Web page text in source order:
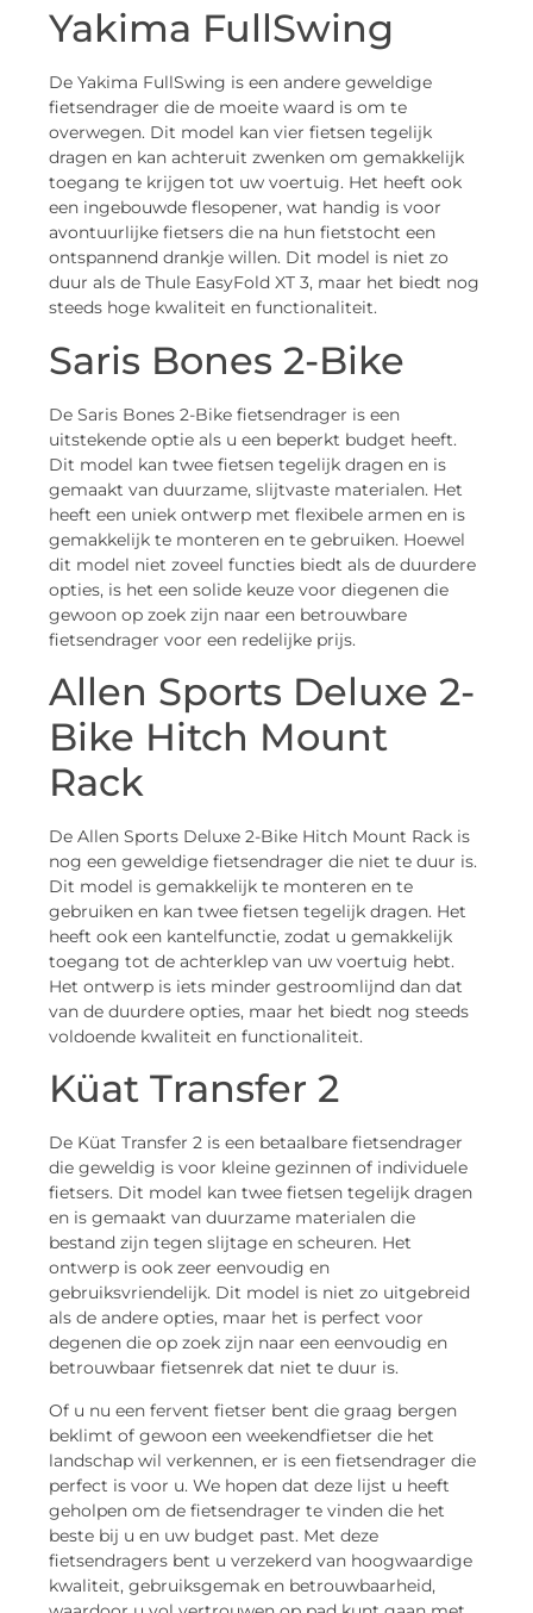
Yakima FullSwing
De Yakima FullSwing is een andere geweldige
fietsendrager die de moeite waard is om te
overwegen. Dit model kan vier fietsen tegelijk
dragen en kan achteruit zwenken om gemakkelijk
toegang te krijgen tot uw voertuig. Het heeft ook
een ingebouwde flesopener, wat handig is voor
avontuurlijke fietsers die na hun fietstocht een
ontspannend drankje willen. Dit model is niet zo
duur als de Thule EasyFold XT 3, maar het biedt nog
steeds hoge kwaliteit en functionaliteit.
Saris Bones 2-Bike
De Saris Bones 2-Bike fietsendrager is een
uitstekende optie als u een beperkt budget heeft.
Dit model kan twee fietsen tegelijk dragen en is
gemaakt van duurzame, slijtvaste materialen. Het
heeft een uniek ontwerp met flexibele armen en is
gemakkelijk te monteren en te gebruiken. Hoewel
dit model niet zoveel functies biedt als de duurdere
opties, is het een solide keuze voor diegenen die
gewoon op zoek zijn naar een betrouwbare
fietsendrager voor een redelijke prijs.
Allen Sports Deluxe 2-
Bike Hitch Mount
Rack
De Allen Sports Deluxe 2-Bike Hitch Mount Rack is
nog een geweldige fietsendrager die niet te duur is.
Dit model is gemakkelijk te monteren en te
gebruiken en kan twee fietsen tegelijk dragen. Het
heeft ook een kantelfunctie, zodat u gemakkelijk
toegang tot de achterklep van uw voertuig hebt.
Het ontwerp is iets minder gestroomlijnd dan dat
van de duurdere opties, maar het biedt nog steeds
voldoende kwaliteit en functionaliteit.
Küat Transfer 2
De Küat Transfer 2 is een betaalbare fietsendrager
die geweldig is voor kleine gezinnen of individuele
fietsers. Dit model kan twee fietsen tegelijk dragen
en is gemaakt van duurzame materialen die
bestand zijn tegen slijtage en scheuren. Het
ontwerp is ook zeer eenvoudig en
gebruiksvriendelijk. Dit model is niet zo uitgebreid
als de andere opties, maar het is perfect voor
degenen die op zoek zijn naar een eenvoudig en
betrouwbaar fietsenrek dat niet te duur is.
Of u nu een fervent fietser bent die graag bergen
beklimt of gewoon een weekendfietser die het
landschap wil verkennen, er is een fietsendrager die
perfect is voor u. We hopen dat deze lijst u heeft
geholpen om de fietsendrager te vinden die het
beste bij u en uw budget past. Met deze
fietsendragers bent u verzekerd van hoogwaardige
kwaliteit, gebruiksgemak en betrouwbaarheid,